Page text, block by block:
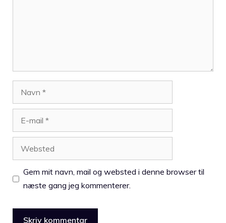
Gem mit navn, mail og websted i denne browser til
næste gang jeg kommenterer.